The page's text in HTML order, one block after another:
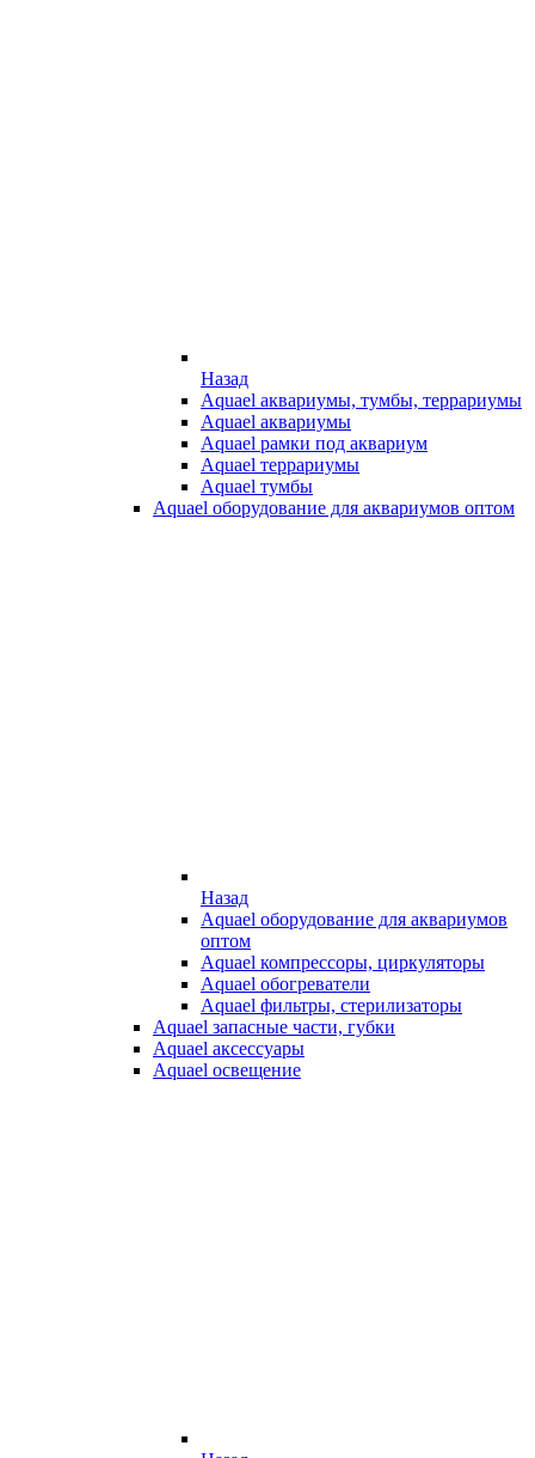
Назад
Aquael аквариумы, тумбы, террариумы
Aquael аквариумы
Aquael рамки под аквариум
Aquael террариумы
Aquael тумбы
Aquael оборудование для аквариумов оптом
Назад
Aquael оборудование для аквариумов
оптом
Aquael компрессоры, циркуляторы
Aquael обогреватели
Aquael фильтры, стерилизаторы
Aquael запасные части, губки
Aquael аксессуары
Aquael освещение